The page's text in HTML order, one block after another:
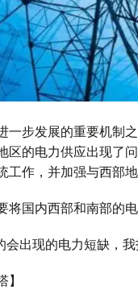
一步发展的重要机制
区的电力供应出现了
工作，并加强与西部
将国内西部和南部的
会出现的电力短缺，